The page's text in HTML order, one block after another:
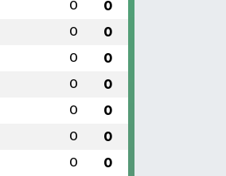
0 0
0 0
0 0
0 0
0 0
0 0
0 0